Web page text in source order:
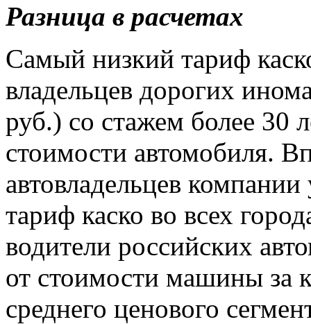
Разница в расчетах
Самый низкий тариф
владельцев дорогих
руб.) со стажем более 30
стоимости автомобиля.
автовладельцев
тариф каско во всех
водители российских
от стоимости машины за
среднего ценового